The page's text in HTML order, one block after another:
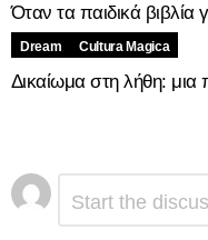
Όταν τα παιδικά βιβλία
Dream Cultura Magica
Δικαίωμα στη λήθη:
Αφήστε
μια
απάντηση